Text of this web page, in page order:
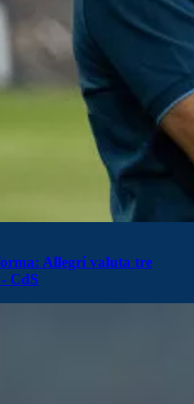
Allegri valuta tre
CdS